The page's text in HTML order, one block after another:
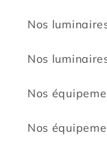
Nos
Nos
Nos
Nos